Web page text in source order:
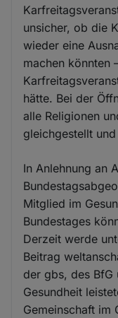
unsicher, ob die
wieder eine
machen könnten
hätte. Bei der
alle Religionen
gleichgestellt
In Anlehnung an
Mitglied im
Bundestages
Derzeit werde
Beitrag
der gbs, des BfG
Gesundheit
Gemeinschaft im